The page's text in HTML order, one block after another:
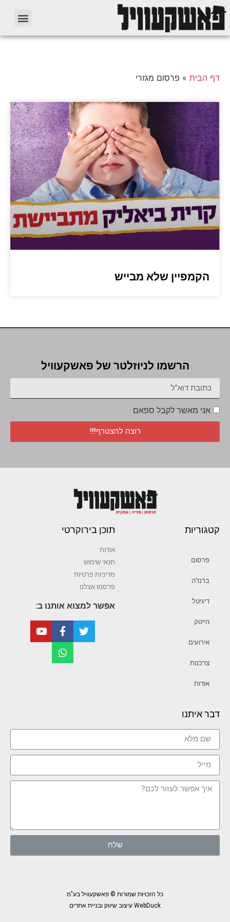
דף הבית » פרסום מגזרי
הקמפיין שלא מבייש
הרשמו לניוזלטר של פאשקעוויל
אני מאשר לקבל ספאם
רוצה להצטרף!!!
קטגוריות
פרסום
ברנז’ה
דיגיטל
הייטק
אירועים
צרכנות
אודות
תוכן בירוקרטי
אודות
תנאי שימוש
מדיניות פרטיות
פרסמו אצלנו
אפשר למצוא אותנו ב:
דבר איתנו
שלח
כל הזכויות שמורות © פאשקעוויל בע"מ
WebDuck עיצוב שיווק ובניית אתרים